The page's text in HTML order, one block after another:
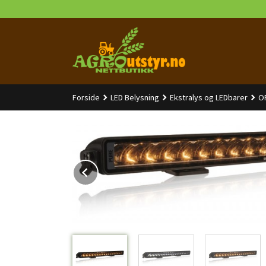
til
Forside LED Belysning Ekstralys og LEDbarer
Prev